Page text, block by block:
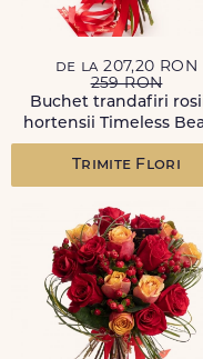
de la 207,20 RON
259 RON
Buchet trandafiri
hortensii Timeless
Trimite Flori